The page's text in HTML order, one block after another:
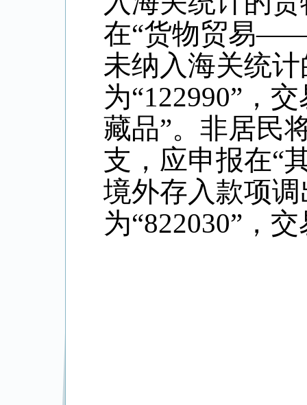
在“货物贸易
未纳入海关统
为“122990”，
藏品”。非居民
支，应申报在
境外存入款项
为“822030”，